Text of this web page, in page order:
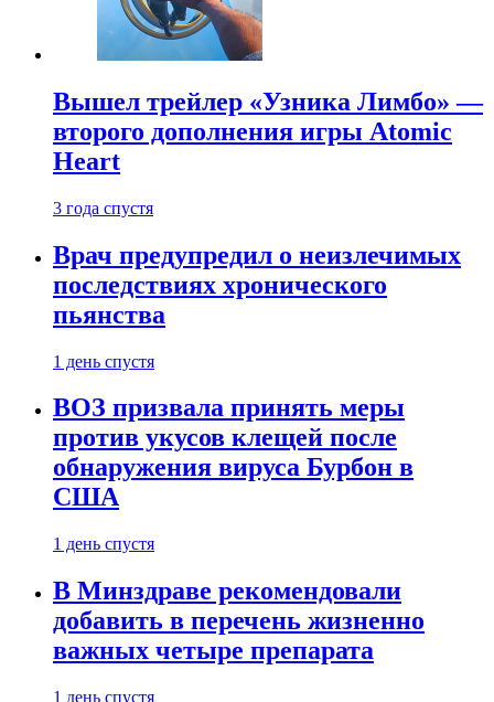
Вышел трейлер «Узника Лимбо» —
второго дополнения игры Atomic
Heart
3 года спустя
Врач предупредил о неизлечимых
последствиях хронического
пьянства
1 день спустя
ВОЗ призвала принять меры
против укусов клещей после
обнаружения вируса Бурбон в
США
1 день спустя
В Минздраве рекомендовали
добавить в перечень жизненно
важных четыре препарата
1 день спустя